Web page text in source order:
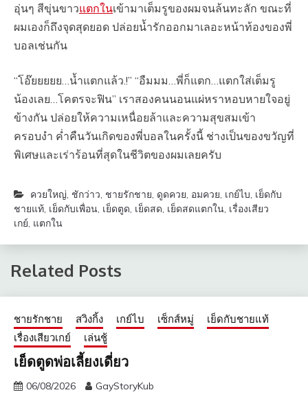
อุ่นๆ สีขุ่นขาวแตกในเข้ามาเต็มรูของผมจนล้นทะลัก ขณะที่
ผมเองก็ถึงจุดสุดยอด ปล่อยน้ำรักออกมาเลอะหน้าท้องของพี่
บอลเช่นกัน
“โอ๊ยยยยย…น้ำแตกแล้ว.!” “อืมมม…พี่ก็แตก…แตกใส่เต็มรู
น้องเลย…โคตรจะฟิน” เราสองคนนอนแผ่หราหอบหายใจอยู่
ข้างกัน ปล่อยให้ความเหนื่อยล้าและความสุขสมเข้า
ครอบงำ ค่ำคืนวันเกิดของพี่บอลในครั้งนี้ ช่างเป็นของขวัญที่
พิเศษและเร่าร้อนที่สุดในชีวิตของผมเลยครับ
ควยใหญ่, ชักว่าว, ชายรักชาย, ดูดควย, อมควย, เกย์ไบ, เย็ดกับ
ชายแท้, เย็ดกับเพื่อน, เย็ดตูด, เย็ดสด, เย็ดสดแตกใน, เรื่องเสียว
เกย์, แตกใน
Related Posts
ชายรักชาย สวิงกิ้ง เกย์ไบ เซ็กส์หมู่
เย็ดกับชายแท้
เรื่องเสียวเกย์
เล่นชู้
เย็ดตูดพ่อเลี้ยงเดี่ยว
06/08/2026 GayStoryKub